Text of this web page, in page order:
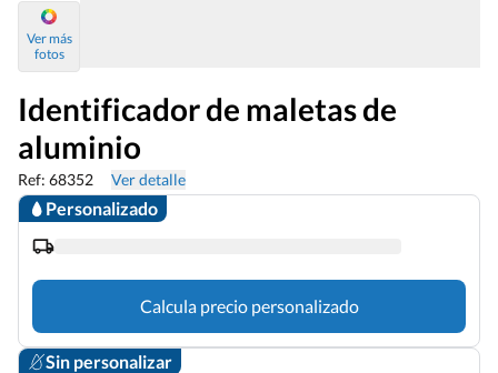
Ver más
fotos
Identificador de maletas de
aluminio
Ref: 68352 Ver detalle
Personalizado
Calcula precio personalizado
Sin personalizar